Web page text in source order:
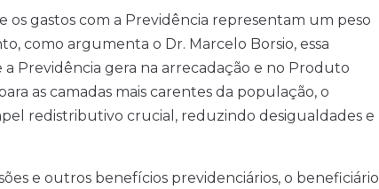
gastos com a Previdência representam um peso
como argumenta o Dr. Marcelo Borsio, essa
Previdência gera na arrecadação e no Produto
as camadas mais carentes da população, o
redistributivo crucial, reduzindo desigualdades e
e outros benefícios previdenciários, o beneficiário